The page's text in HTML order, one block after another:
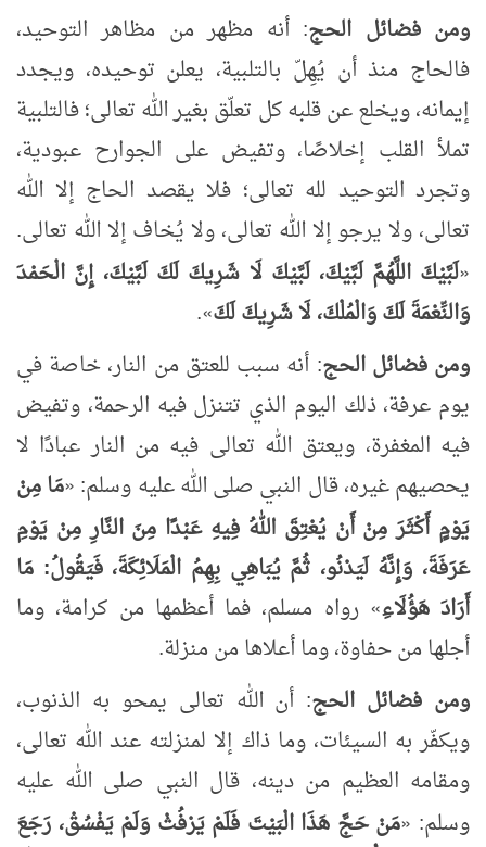
ومن فضائل الحج: أنه مظهر من مظاهر التوحيد،
فالحاج منذ أن يُهِلّ بالتلبية، يعلن توحيده، ويجدد
إيمانه، ويخلع عن قلبه كل تعلّق بغير الله تعالى؛ فالتلبية
تملأ القلب إخلاصًا، وتفيض على الجوارح عبودية،
وتجرد التوحيد لله تعالى؛ فلا يقصد الحاج إلا الله
تعالى، ولا يرجو إلا الله تعالى، ولا يُخاف إلا الله تعالى.
«لَبَّيْكَاللَّهُمَّلَبَّيْكَ، لَبَّيْكَ لَا شَرِيكَ لَكَ لَبَّيْكَ، إِنَّ الْحَمْدَ
وَالنِّعْمَةَ لَكَ وَالْمُلْكَ، لَا شَرِيكَ لَكَ»
.
ومن فضائل الحج: أنه سبب للعتق من النار، خاصة في
يوم عرفة، ذلك اليوم الذي تتنزل فيه الرحمة، وتفيض
فيه المغفرة، ويعتق الله تعالى فيه من النار عبادًا لا
يحصيهم غيره، قال النبي صلى الله عليه وسلم:«مَا مِنْ
يَوْمٍ أَكْثَرَمِنْأَنْيُعْتِقَاللهُ فِيهِ عَبْدًا مِنَ النَّارِ مِنْ يَوْمِ
عَرَفَةَ، وَإِنَّهُ لَيَدْنُو، ثُمَّ يُبَاهِي بِهِمُ الْمَلَائِكَةَ، فَيَقُولُ: مَا
أَرَادَ هَؤُلَاءِ» رواه مسلم، فما أعظمها من كرامة، وما
أجلها من حفاوة، وما أعلاها من منزلة.
ومن فضائل الحج: أن الله تعالى يمحو به الذنوب،
ويكفّر به السيئات، وما ذاك إلا لمنزلته عند الله تعالى،
ومقامه العظيم من دينه، قال النبي صلى الله عليه
وسلم: «مَنْحَجَّ هَذَا الْبَيْتَ فَلَمْيَرْفُثْ وَلَمْ يَفْسُقْ، رَجَعَ